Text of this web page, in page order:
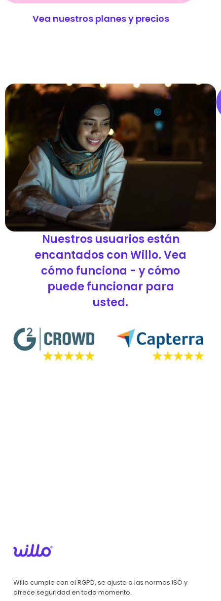
Vea nuestros planes y precios
Nuestros usuarios están
encantados con Willo. Vea
cómo funciona - y cómo
puede funcionar para
usted.
Willo cumple con el RGPD, se ajusta a las normas ISO y
ofrece seguridad en todo momento.